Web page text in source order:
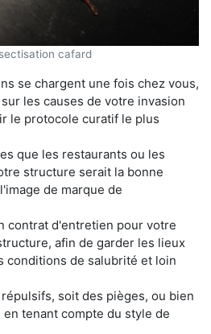
cafard
se chargent une fois chez vous,
les causes de votre invasion
le protocole curatif le plus
que les restaurants ou les
structure serait la bonne
de marque de
contrat d'entretien pour votre
afin de garder les lieux
conditions de salubrité et loin
soit des pièges, ou bien
tenant compte du style de